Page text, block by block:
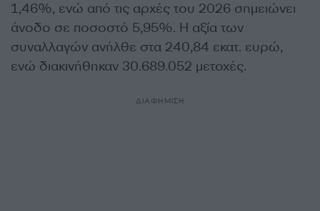
1,46%, ενώ από τις αρχές του 2026 σημειώνει
άνοδο σε ποσοστό 5,95%. Η αξία των
συναλλαγών ανήλθε στα 240,84 εκατ. ευρώ,
ενώ διακινήθηκαν 30.689.052 μετοχές.
ΔΙΑΦΗΜΙΣΗ